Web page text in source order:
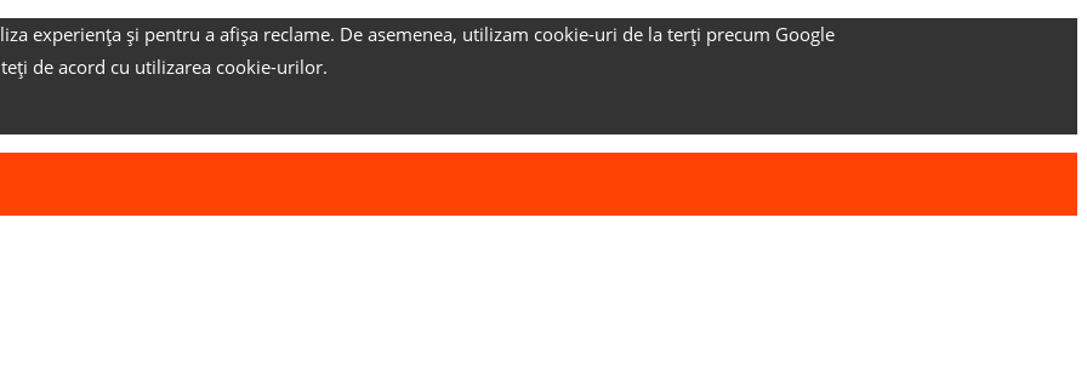
experiența și pentru a afișa reclame. De asemenea, utilizam cookie-uri de la terți precum Google
de acord cu utilizarea cookie-urilor.